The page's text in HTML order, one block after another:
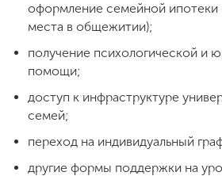
образовательной
организации
ENG SPN CHI
оформление семейной ипотеки
места в общежитии);
получение психологической и
помощи;
доступ к инфраструктуре
семей;
переход на индивидуальный
другие формы поддержки на